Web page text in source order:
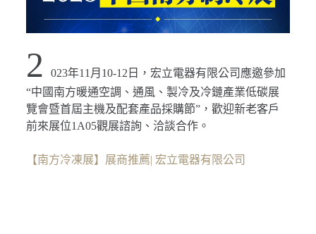
2
023年11月10-12日，宏立電器有限公司應邀參加
“中國南方暖通空調、通風、製冷及冷鏈產業低碳展
覽會暨首屆主機及配套產品採購節”，歡迎新老客戶
前來展位1A05觀展諮詢、洽談合作。
【南方冷凍展】展商推薦| 宏立電器有限公司